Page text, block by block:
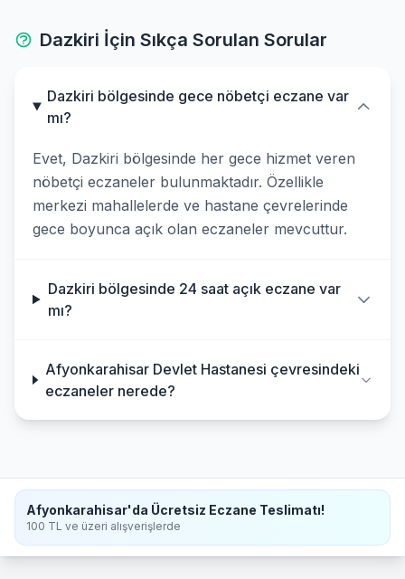
Dazkiri İçin Sıkça Sorulan Sorular
Dazkiri bölgesinde gece nöbetçi eczane var
mı?
Evet, Dazkiri bölgesinde her gece hizmet veren
nöbetçi eczaneler bulunmaktadır. Özellikle
merkezi mahallelerde ve hastane çevrelerinde
gece boyunca açık olan eczaneler mevcuttur.
Dazkiri bölgesinde 24 saat açık eczane var
mı?
Afyonkarahisar Devlet Hastanesi çevresindeki
eczaneler nerede?
Afyonkarahisar'da Ücretsiz Eczane Teslimatı!
100 TL ve üzeri alışverişlerde